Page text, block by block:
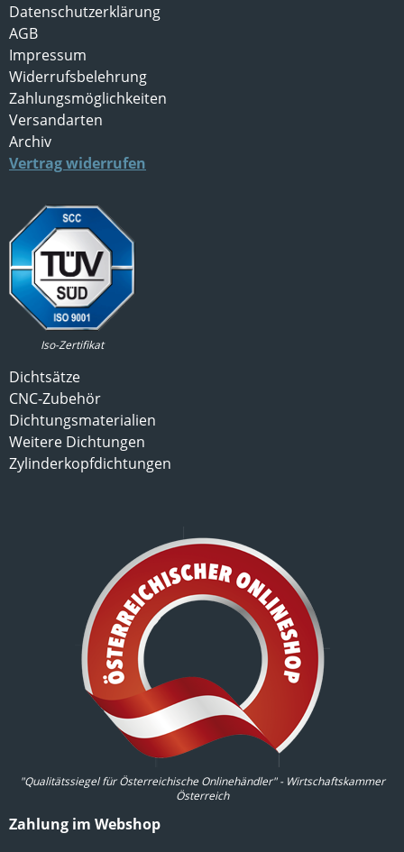
Datenschutzerklärung
AGB
Impressum
Widerrufsbelehrung
Zahlungsmöglichkeiten
Versandarten
Archiv
Vertrag widerrufen
Iso-Zertifikat
Dichtsätze
CNC-Zubehör
Dichtungsmaterialien
Weitere Dichtungen
Zylinderkopfdichtungen
"Qualitätssiegel für Österreichische Onlinehändler" - Wirtschaftskammer
Österreich
Zahlung im Webshop